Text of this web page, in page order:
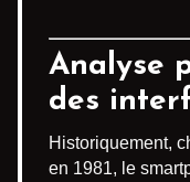
Analyse
des
Historiquement,
en 1981, le